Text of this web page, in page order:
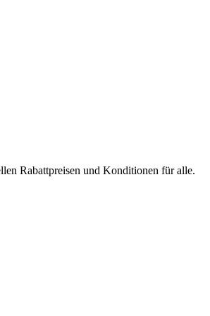
Rabattpreisen und Konditionen für alle.